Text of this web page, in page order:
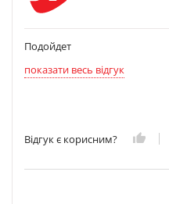
Подойдет
показати весь відгук
Відгук є корисним?